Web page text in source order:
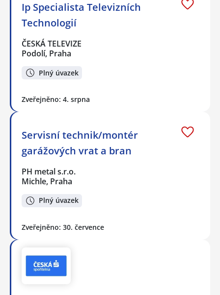
Ip Specialista Televizních
Technologií
ČESKÁ TELEVIZE
Podolí, Praha
Plný úvazek
Zveřejněno: 4. srpna
Servisní technik/montér
garážových vrat a bran
PH metal s.r.o.
Michle, Praha
Plný úvazek
Zveřejněno: 30. července